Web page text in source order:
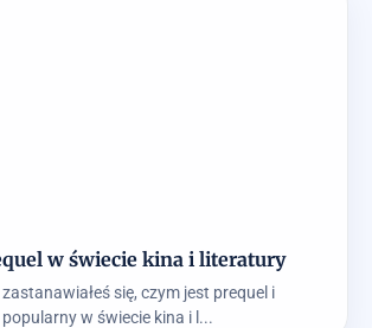
w świecie kina i literatury
się, czym jest prequel i
w świecie kina i l...